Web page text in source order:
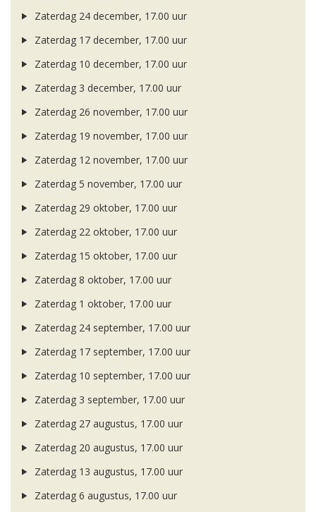
Zaterdag 24 december, 17.00 uur
Zaterdag 17 december, 17.00 uur
Zaterdag 10 december, 17.00 uur
Zaterdag 3 december, 17.00 uur
Zaterdag 26 november, 17.00 uur
Zaterdag 19 november, 17.00 uur
Zaterdag 12 november, 17.00 uur
Zaterdag 5 november, 17.00 uur
Zaterdag 29 oktober, 17.00 uur
Zaterdag 22 oktober, 17.00 uur
Zaterdag 15 oktober, 17.00 uur
Zaterdag 8 oktober, 17.00 uur
Zaterdag 1 oktober, 17.00 uur
Zaterdag 24 september, 17.00 uur
Zaterdag 17 september, 17.00 uur
Zaterdag 10 september, 17.00 uur
Zaterdag 3 september, 17.00 uur
Zaterdag 27 augustus, 17.00 uur
Zaterdag 20 augustus, 17.00 uur
Zaterdag 13 augustus, 17.00 uur
Zaterdag 6 augustus, 17.00 uur